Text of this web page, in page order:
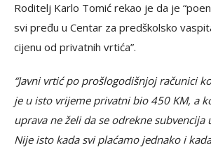
Roditelj Karlo Tomić rekao je da je
svi pređu u Centar za predškolsko
cijenu od privatnih vrtića”.
“Javni vrtić po prošlogodišnjoj računici
je u isto vrijeme privatni bio 450 KM, a
uprava ne želi da se odrekne subvencija
Nije isto kada svi plaćamo jednako i